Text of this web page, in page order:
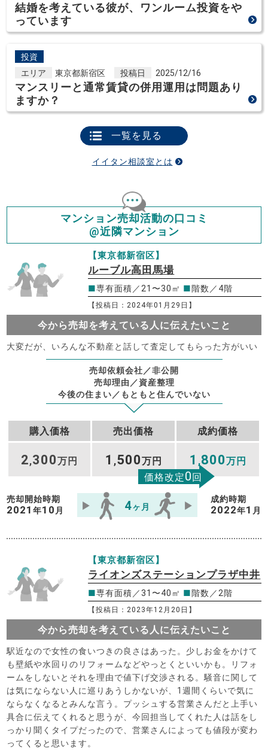
結婚を考えている彼が、ワンルーム投資をや
っています
投資
エリア
東京都新宿区 投稿日 2025/12/16
マンスリーと通常賃貸の併用運用は問題あり
ますか？
一覧を見る
イイタン相談室とは
マンション売却活動の口コミ
@近隣マンション
【東京都新宿区】
ルーブル高田馬場
■専有面積／21〜30㎡ ■階数／4階
【投稿日：2024年01月29日】
今から売却を考えている人に伝えたいこと
大変だが、いろんな不動産と話して査定してもらった方がいい
売却依頼会社／非公開
売却理由／資産整理
今後の住まい／もともと住んでいない
購入価格 売出価格 成約価格
2,300万円 1 ,500万円 1 ,800万円
価格改定0回
売却開始時期
2021年10 月 4ヶ月
成約時期
2022年1 月
【東京都新宿区】
ライオンズステーションプラザ中井
■専有面積／31〜40㎡ ■階数／2階
【投稿日：2023年12月20日】
今から売却を考えている人に伝えたいこと
駅近なので女性の食いつきの良さはあった。少しお金をかけて
も壁紙や水回りのリフォームなどやっとくといいかも。リフォ
ームをしないとそれを理由で値下げ交渉される。騒音に関して
は気にならない人に巡りあうしかないが、1週間くらいで気に
ならなくなるとみんな言う。プッシュする営業さんだと上手い
具合に伝えてくれると思うが、今回担当してくれた人は話をし
っかり聞くタイプだったので、営業さんによっても値段が変わ
ってくると思います。